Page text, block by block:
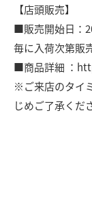
【店頭販売】
■販売開始日：
毎に入荷次第販
■商品詳細 ：
※ご来店のタイ
じめご了承くだ